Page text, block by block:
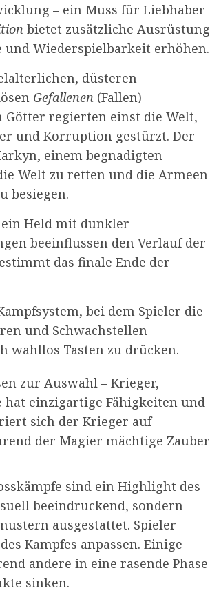
– ein Muss für Liebhaber
bietet zusätzliche Ausrüstung
und Wiederspielbarkeit erhöhen.
düsteren
Gefallenen (Fallen)
regierten einst die Welt,
und Korruption gestürzt. Der
einem begnadigten
Welt zu retten und die Armeen
besiegen.
Held mit dunkler
beeinflussen den Verlauf der
das finale Ende der
bei dem Spieler die
und Schwachstellen
wahllos Tasten zu drücken.
zur Auswahl – Krieger,
hat einzigartige Fähigkeiten und
sich der Krieger auf
der Magier mächtige Zauber
sind ein Highlight des
beeindruckend, sondern
ausgestattet. Spieler
Kampfes anpassen. Einige
andere in eine rasende Phase
sinken.